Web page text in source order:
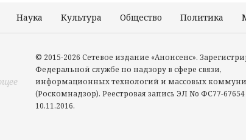
Наука Культура Общество Политика
© 2015-2026 Сетевое издание «Анонсенс».
Федеральной службе по надзору в сфере связи,
информационных технологий и массовых
(Роскомнадзор). Реестровая запись ЭЛ No ФС77-
10.11.2016.